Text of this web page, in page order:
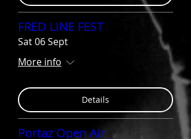
FRED LINE FEST
Sat 06 Sept
More info
Details
Portaz Open Air